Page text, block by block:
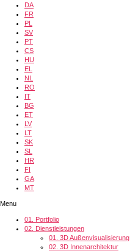
DA
FR
PL
SV
PT
CS
HU
EL
NL
RO
IT
BG
ET
LV
LT
SK
SL
HR
FI
GA
MT
Menu
01. Portfolio
02. Dienstleistungen
01. 3D Außenvisualisierung
02. 3D Innenarchitektur